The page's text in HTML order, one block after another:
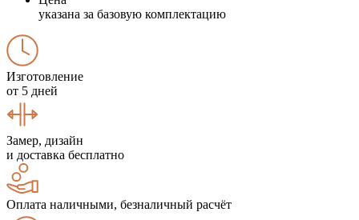
указана за базовую комплектацию
Изготовление
от 5 дней
Замер, дизайн
и доставка бесплатно
Оплата наличными, безналичный расчёт